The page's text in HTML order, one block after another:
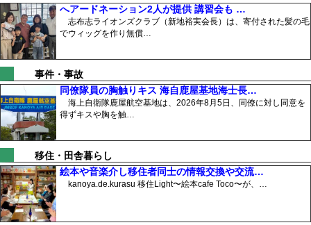
へアードネーション2人が提供 講習会も …
志布志ライオンズクラブ（新地裕実会長）は、寄付された髪の毛
でウィッグを作り無償…
事件・事故
同僚隊員の胸触りキス 海自鹿屋基地海士長…
海上自衛隊鹿屋航空基地は、2026年8月5日、同僚に対し同意を
得ずキスや胸を触…
移住・田舎暮らし
絵本や音楽介し移住者同士の情報交換や交流…
kanoya.de.kurasu 移住Light〜絵本cafe Toco〜が、…